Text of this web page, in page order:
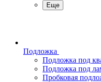
Еще
Подложка
Подложка под
Подложка под
Пробковая